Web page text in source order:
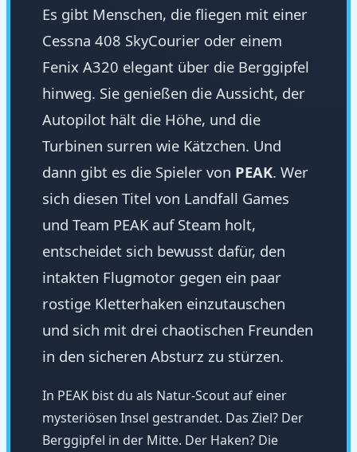
Es gibt Menschen, die fliegen mit einer
Cessna 408 SkyCourier oder einem
Fenix A320 elegant über die Berggipfel
hinweg. Sie genießen die Aussicht, der
Autopilot hält die Höhe, und die
Turbinen surren wie Kätzchen. Und
dann gibt es die Spieler von PEAK. Wer
sich diesen Titel von Landfall Games
und Team PEAK auf Steam holt,
entscheidet sich bewusst dafür, den
intakten Flugmotor gegen ein paar
rostige Kletterhaken einzutauschen
und sich mit drei chaotischen Freunden
in den sicheren Absturz zu stürzen.
In PEAK bist du als Natur-Scout auf einer
mysteriösen Insel gestrandet. Das Ziel? Der
Berggipfel in der Mitte. Der Haken? Die